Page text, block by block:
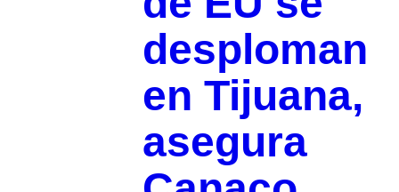
desploman
en Tijuana,
asegura